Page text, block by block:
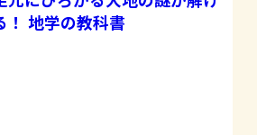
！ 地学の教科書